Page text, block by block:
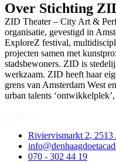
Over Stichting
ZID Theater – City Art &
organisatie, gevestigd in
ExploreZ festival,
projecten samen met
stadsbewoners. ZID is
werkzaam. ZID heeft haar
grens van Amsterdam West
urban talents
Riviervismarkt 2,
070 - 302 44 19